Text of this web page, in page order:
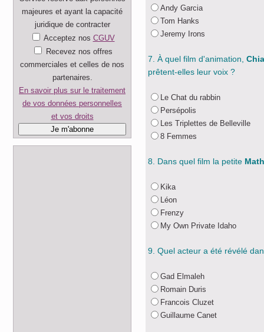
majeures et ayant la capacité
juridique de contracter
Acceptez nos CGUV
Recevez nos offres
commerciales et celles de nos
partenaires.
En savoir plus sur le traitement
de vos données personnelles
et vos droits
Andy Garcia
Tom Hanks
Jeremy Irons
7. À quel film d'animation,
prêtent-elles leur voix ?
Le Chat du rabbin
Persépolis
Les Triplettes de Belleville
8 Femmes
8. Dans quel film la petite
Kika
Léon
Frenzy
My Own Private Idaho
9. Quel acteur a été révélé
Gad Elmaleh
Romain Duris
Francois Cluzet
Guillaume Canet